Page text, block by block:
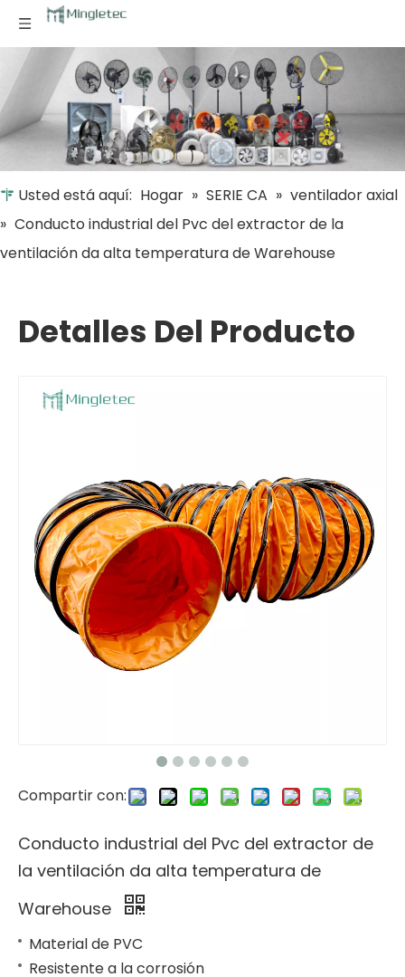
Usted está aquí: Hogar » SERIE CA » ventilador axial
» Conducto industrial del Pvc del extractor de la
ventilación da alta temperatura de Warehouse
Detalles Del Producto
Compartir con:
Conducto industrial del Pvc del extractor de
la ventilación da alta temperatura de
Warehouse
Material de PVC
Resistente a la corrosión